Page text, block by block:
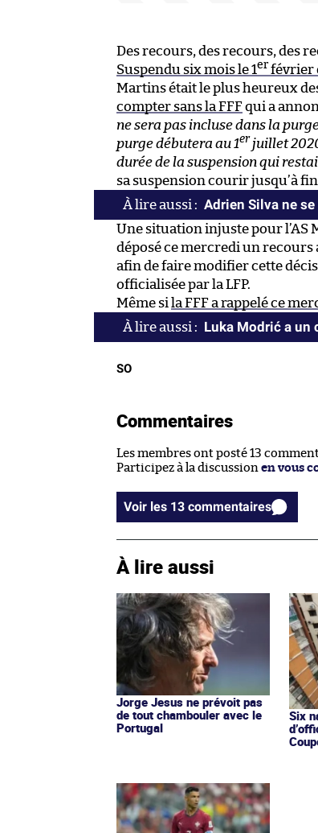
Des recours, des recours, des
Suspendu six mois le 1er février
Martins était le plus heureux
compter sans la FFFqui a
ne sera pas incluse dans la
purge débutera au 1er juillet
durée de la suspension qui
sa suspension courir jusqu’à
Adrien Silva ne
Une situation injuste pour
déposé ce mercredi un recours
afin de faire modifier cette
officialisée par la LFP.
Même sila FFF a rappelé ce
Luka Modrić a un
SO
Commentaires
Les membres ont posté 13
Participez à la discussion en vous
Voir les 13 commentaires
À lire aussi
Jorge Jesus ne prévoit pas
de tout chambouler avec le
Portugal
Six